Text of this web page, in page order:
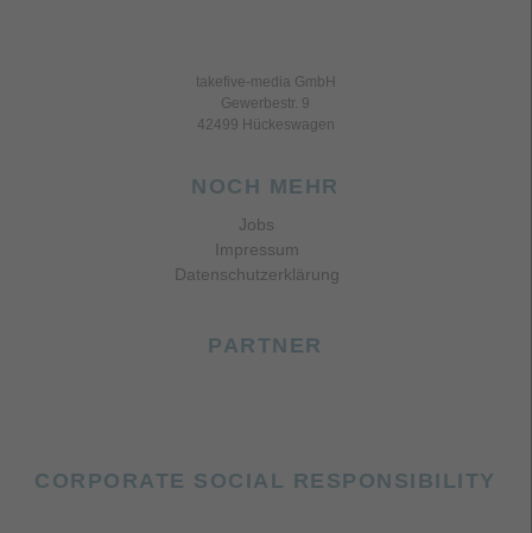
takefive-media GmbH
Gewerbestr. 9
42499 Hückeswagen
NOCH MEHR
Jobs
Impressum
Datenschutzerklärung
PARTNER
CORPORATE SOCIAL RESPONSIBILITY